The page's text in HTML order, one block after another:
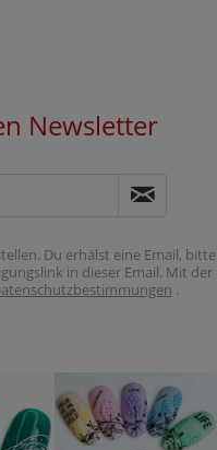
Newsletter
Du erhälst eine Email, bitte
in dieser Email. Mit der
.